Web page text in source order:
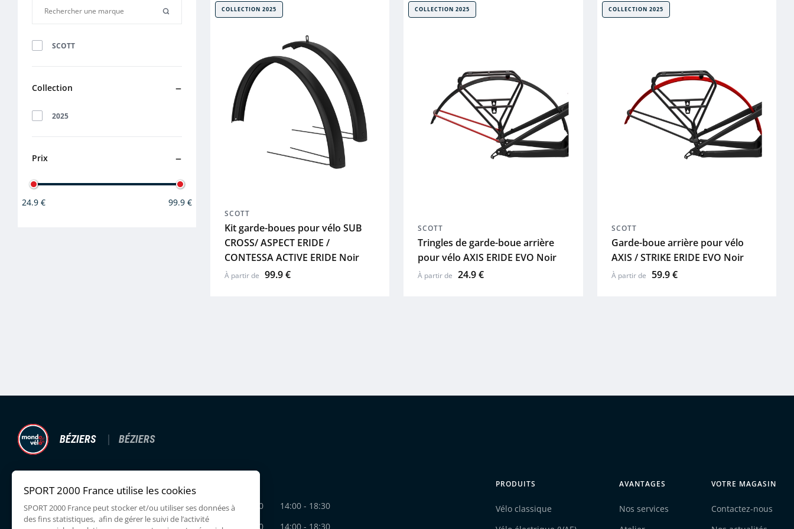
SCOTT
Collection
2025
Prix
24.9 € 99.9 €
COLLECTION 2025
SCOTT
Kit garde-boues pour vélo SUB
CROSS/ ASPECT ERIDE /
CONTESSA ACTIVE ERIDE Noir
À partir de 99.9 €
COLLECTION 2025
SCOTT
Tringles de garde-boue arrière
pour vélo AXIS ERIDE EVO Noir
À partir de 24.9 €
COLLECTION 2025
SCOTT
Garde-boue arrière pour vélo
AXIS / STRIKE ERIDE EVO Noir
À partir de 59.9 €
BÉZIERS BÉZIERS
39, RUE DE L'INDUSTRIE,
0499415644
Lundi
Mardi
09:30 - 12:00
14:00 - 18:30
Mercredi
09:30 - 12:00 14:00 - 18:30
PRODUITS
Vélo classique
AVANTAGES
Nos services
VOTRE MAGASIN
Contactez-nous